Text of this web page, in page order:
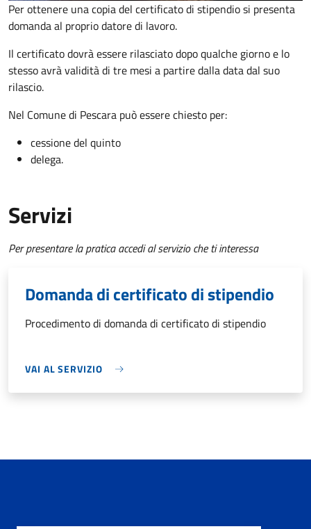
Per ottenere una copia del certificato di stipendio si presenta
domanda al proprio datore di lavoro.
Il certificato dovrà essere rilasciato dopo qualche giorno e lo
stesso avrà validità di tre mesi a partire dalla data dal suo
rilascio.
Nel Comune di Pescara può essere chiesto per:
cessione del quinto
delega.
Servizi
Per presentare la pratica accedi al servizio che ti interessa
Domanda di certificato di stipendio
Procedimento di domanda di certificato di stipendio
VAI AL SERVIZIO